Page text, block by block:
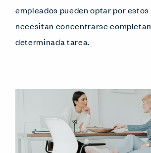
empleados pueden optar por
necesitan concentrarse
determinada tarea.